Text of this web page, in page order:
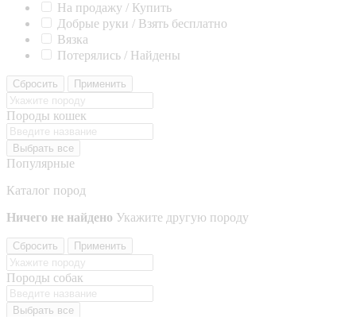
На продажу / Купить
Добрые руки / Взять бесплатно
Вязка
Потерялись / Найдены
Сбросить Применить
Породы кошек
Выбрать все
Популярные
Каталог пород
Ничего не найдено Укажите другую породу
Сбросить Применить
Породы собак
Выбрать все